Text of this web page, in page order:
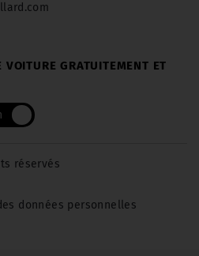
VOITURE GRATUITEMENT ET
réservés
données personnelles